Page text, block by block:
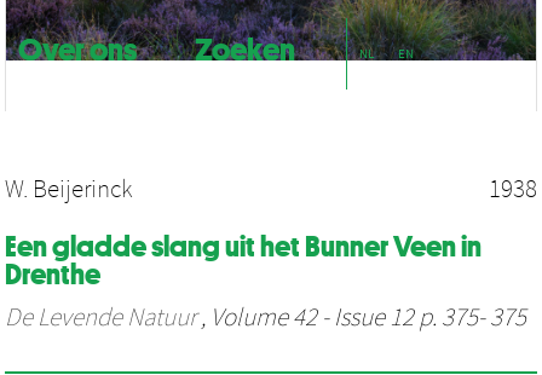
Over ons
Zoeken NL EN
W. Beijerinck 1938
Een gladde slang uit het Bunner Veen in
Drenthe
De Levende Natuur, Volume 42 - Issue 12 p. 375- 375